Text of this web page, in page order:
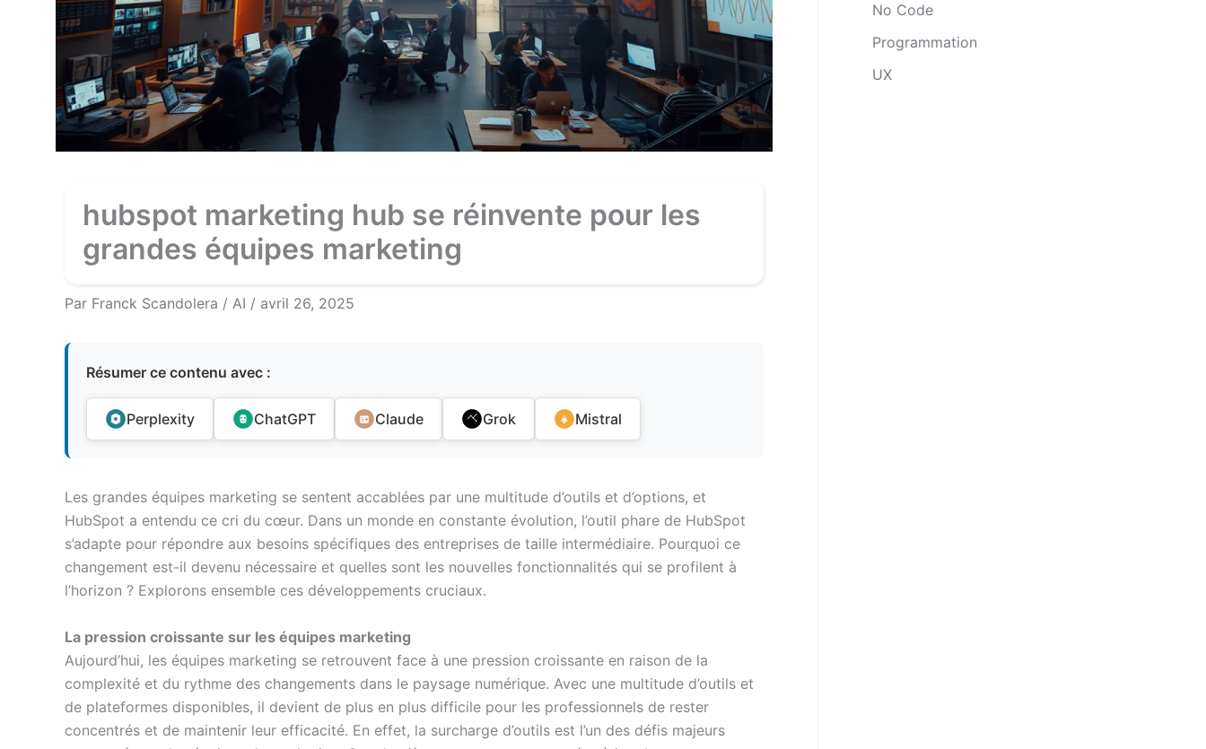
hubspot marketing hub se réinvente pour les
grandes équipes marketing
Par Franck Scandolera / AI / avril 26, 2025
Résumer ce contenu avec :
Perplexity ChatGPT Claude Grok Mistral
Les grandes équipes marketing se sentent accablées par une multitude d’outils et d’options, et
HubSpot a entendu ce cri du cœur. Dans un monde en constante évolution, l’outil phare de HubSpot
s’adapte pour répondre aux besoins spécifiques des entreprises de taille intermédiaire. Pourquoi ce
changement est-il devenu nécessaire et quelles sont les nouvelles fonctionnalités qui se profilent à
l’horizon ? Explorons ensemble ces développements cruciaux.
La pression croissante sur les équipes marketing
Aujourd’hui, les équipes marketing se retrouvent face à une pression croissante en raison de la
complexité et du rythme des changements dans le paysage numérique. Avec une multitude d’outils et
de plateformes disponibles, il devient de plus en plus difficile pour les professionnels de rester
concentrés et de maintenir leur efficacité. En effet, la surcharge d’outils est l’un des défis majeurs
No Code
Programmation
UX